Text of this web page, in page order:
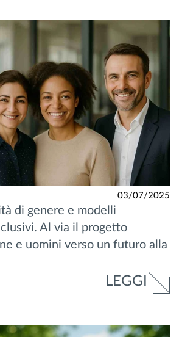
03/07/2025
di genere e modelli
Al via il progetto
e uomini verso un futuro alla
LEGGI